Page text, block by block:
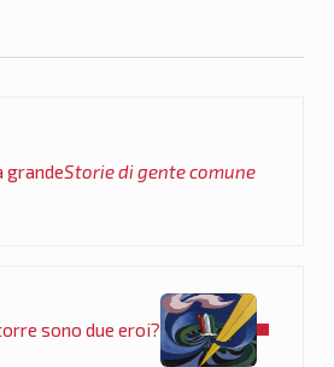
grandeStorie di gente comune
sono due eroi?